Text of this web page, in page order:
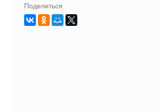
Поделиться